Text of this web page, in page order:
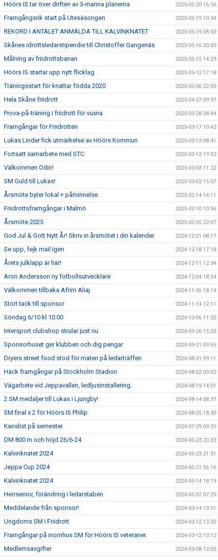
Höörs IS tar över driften av 3-manna planerna 2025-05-20 16:56
Framgångsrik start på Utesäsongen 2025-05-19 10:34
REKORD I ANTALET ANMÄLDA TILL KALVINKNATET 2025-05-19 08:50
Skånes idrottsledarstipendie till Christoffer Gangenäs 2025-05-16 20:03
Målning av friidrottsbanan 2025-05-15 14:29
Höörs IS startar upp nytt flicklag 2025-05-12 17:18
Träningsstart för knattar födda 2020 2025-05-06 22:00
Hela Skåne friidrott 2025-04-27 09:37
Prova-på-träning i friidrott för vuxna 2025-03-28 08:44
Framgångar för Friidrotten 2025-03-17 10:42
Lukas Linder fick utmärkelse av Höörs Kommun 2025-03-13 08:41
Fortsatt samarbete med STC 2025-03-12 19:52
Välkommen Odin! 2025-03-03 11:22
SM Guld till Lukas! 2025-03-02 15:07
Årsmöte byter lokal + påminnelse 2025-02-14 14:11
Friidrottsframgångar i Malmö 2025-02-10 10:36
Årsmöte 2025 2025-02-05 22:07
God Jul & Gott Nytt År! Skriv in årsmötet i din kalender. 2024-12-21 08:17
Se upp, fejk mail igen 2024-12-18 17:18
Årets julklapp är här! 2024-12-11 12:34
Aron Andersson ny fotbollsutvecklare 2024-12-04 18:54
Välkommen tillbaka Afrim Aliaj 2024-11-26 18:14
Stort tack till sponsor 2024-11-14 12:11
Söndag 6/10 kl 10.00 2024-10-06 11:32
Intersport clubshop strular just nu 2024-09-26 15:33
Sponsorhuset ger klubben och dig pengar 2024-09-21 09:55
Dryers street food stod för maten på ledarträffen 2024-08-31 09:11
Häck framgångar på Stockholm Stadion 2024-08-22 09:02
Vägarbete vid Jeppavallen, ledljusinstallering. 2024-08-19 14:01
2 SM medaljer till Lukas i Ljungby! 2024-08-14 08:37
SM final x 2 för Höörs IS Philip 2024-08-05 18:30
Kanslist på semester 2024-07-29 09:35
DM 800 m och höjd 26/6-24 2024-06-23 20:33
Kalvinknatet 2024 2024-05-23 21:31
Jeppa Cup 2024 2024-05-21 06:16
Kalvinknatet 2024 2024-05-14 18:19
Herrsenior, förändring i ledarstaben 2024-05-07 07:29
Meddelande från sponsor! 2024-03-14 13:51
Ungdoms SM i Friidrott 2024-03-12 13:20
Framgångar på inomhus SM för Höörs IS veteraner. 2024-03-12 13:12
Medlemsavgifter 2024-03-08 12:05